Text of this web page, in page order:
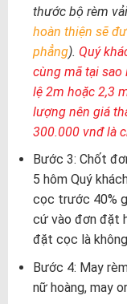
thước bộ rèm
hoàn thiện sẽ
phẳng). Quý
cùng mã tại sao
lệ 2m hoặc 2,3
lượng nên giá
300.000 vnđ là
Bước 3: Chốt
5 hôm Quý
cọc trước 40%
cứ vào đơn đặt
đặt cọc là
Bước 4: May
nữ hoàng, may